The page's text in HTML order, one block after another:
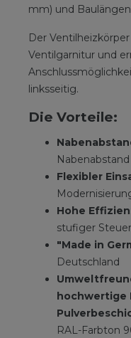
mm) und
Der
Ventilgarnitur und
linksseitig.
Die Vorteile:
Flexibler
Hohe
stufiger
"Made in
Deutschland
hochwertige
RAL-Farbton